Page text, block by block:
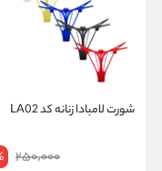
شورت لامبادا زنانه کد LA02
250,000